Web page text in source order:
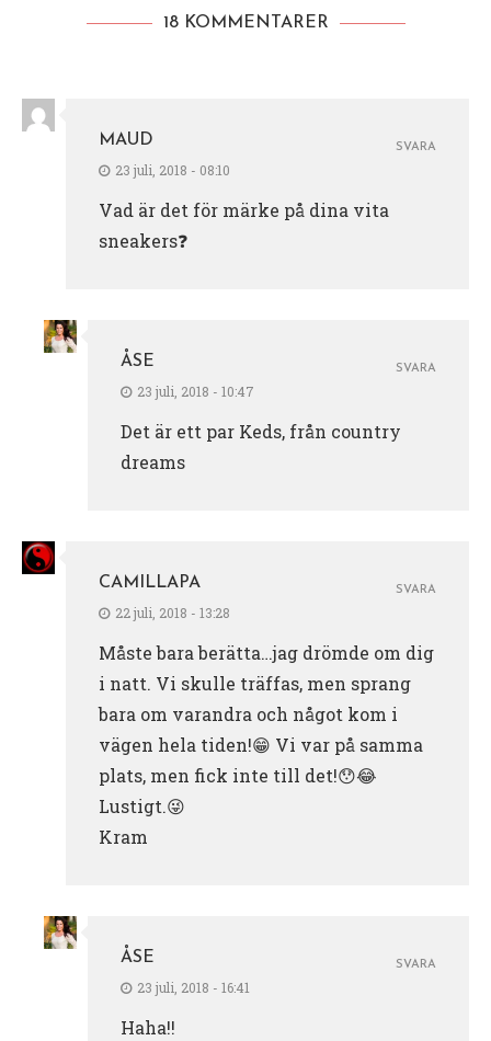
18 KOMMENTARER
MAUD
23 juli, 2018 - 08:10
Vad är det för märke på dina vita
sneakers❓
SVARA
ÅSE
23 juli, 2018 - 10:47
Det är ett par Keds, från country
dreams
SVARA
CAMILLAPA
22 juli, 2018 - 13:28
Måste bara berätta…jag drömde om dig
i natt. Vi skulle träffas, men sprang
bara om varandra och något kom i
vägen hela tiden!😁 Vi var på samma
plats, men fick inte till det!😯😂
Lustigt.😜
Kram
SVARA
ÅSE
23 juli, 2018 - 16:41
Haha!!
SVARA